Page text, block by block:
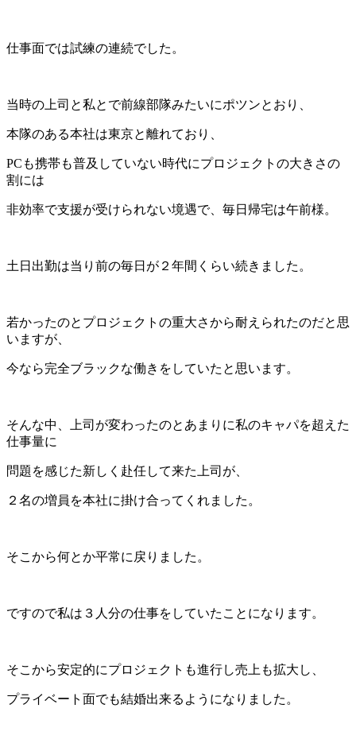
仕事面では試練の連続でした。
当時の上司と私とで前線部隊みたいにポツンとおり、
本隊のある本社は東京と離れており、
PCも携帯も普及していない時代にプロジェクトの大きさの
割には
非効率で支援が受けられない境遇で、毎日帰宅は午前様。
土日出勤は当り前の毎日が２年間くらい続きました。
若かったのとプロジェクトの重大さから耐えられたのだと思
いますが、
今なら完全ブラックな働きをしていたと思います。
そんな中、上司が変わったのとあまりに私のキャパを超えた
仕事量に
問題を感じた新しく赴任して来た上司が、
２名の増員を本社に掛け合ってくれました。
そこから何とか平常に戻りました。
ですので私は３人分の仕事をしていたことになります。
そこから安定的にプロジェクトも進行し売上も拡大し、
プライベート面でも結婚出来るようになりました。